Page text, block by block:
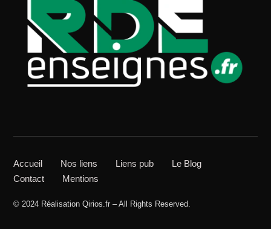
Accueil Nos liens Liens pub
Le Blog
Contact
Mentions
© 2024 Réalisation Qirios.fr – All Rights Reserved.